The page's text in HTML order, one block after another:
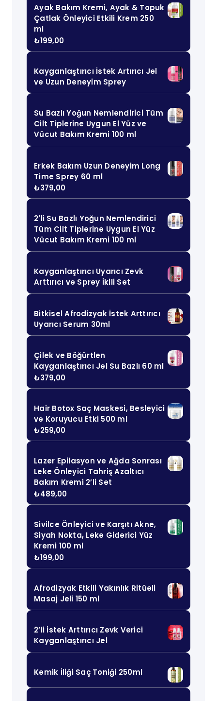
Ayak Bakım Kremi, Ayak & Topuk
Çatlak Önleyici Etkili Krem 250
ml
₺199,00
Kayganlaştırıcı İstek Artırıcı Jel
ve Uzun Deneyim Sprey
Su Bazlı Yoğun Nemlendirici Tüm
Cilt Tiplerine Uygun El Yüz ve
Vücut Bakım Kremi 100 ml
Erkek Bakım Uzun Deneyim Long
Time Sprey 60 ml
₺379,00
2'li Su Bazlı Yoğun Nemlendirici
Tüm Cilt Tiplerine Uygun El Yüz
Vücut Bakım Kremi 100 ml
Kayganlaştırıcı Uyarıcı Zevk
Arttırıcı ve Sprey İkili Set
Bitkisel Afrodizyak İstek Arttırıcı
Uyarıcı Serum 30ml
Çilek ve Böğürtlen
Kayganlaştırıcı Jel Su Bazlı 60 ml
₺379,00
Hair Botox Saç Maskesi, Besleyici
ve Koruyucu Etki 500 ml
₺259,00
Lazer Epilasyon ve Ağda Sonrası
Leke Önleyici Tahriş Azaltıcı
Bakım Kremi 2’li Set
₺489,00
Sivilce Önleyici ve Karşıtı Akne,
Siyah Nokta, Leke Giderici Yüz
Kremi 100 ml
₺199,00
Afrodizyak Etkili Yakınlık Ritüeli
Masaj Jeli 150 ml
2’li İstek Arttırıcı Zevk Verici
Kayganlaştırıcı Jel
Kemik İliği Saç Toniği 250ml